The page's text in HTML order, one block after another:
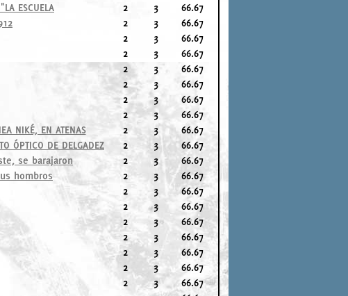
ESCUELA 2 3
66.67
2 3
66.67
2 3
66.67
2 3
66.67
2 3
66.67
2 3
66.67
2 3
66.67
2 3
66.67
NIKÉ, EN ATENAS 2 3
66.67
ÓPTICO DE DELGADEZ 2 3
66.67
se barajaron 2 3
66.67
hombros 2 3
66.67
2 3
66.67
2 3
66.67
2 3
66.67
2 3
66.67
2 3
66.67
2 3
66.67
2 3
66.67